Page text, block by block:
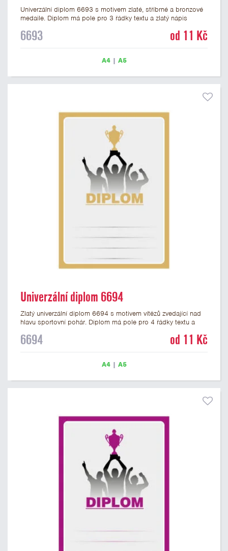
Univerzální diplom 6693 s motivem zlaté, stříbrné a bronzové
medaile. Diplom má pole pro 3 řádky textu a zlatý nápis
Tento univerzální diplom je vhodný pro většinu událostí, ke
6693 od 11 Kč
A4| A5
Univerzální diplom 6694
Zlatý univerzální diplom 6694 s motivem vítězů zvedající nad
hlavu sportovní pohár. Diplom má pole pro 4 řádky textu a
formátu A4 a A5. Tento univerzální diplom je vhodný pro
motivem vítězů s pohárem má gramáž 250 g/m2.
6694 od 11 Kč
A4| A5